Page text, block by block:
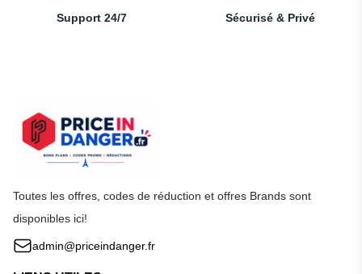
Support 24/7 Sécurisé & Privé
Toutes les offres, codes de réduction et offres Brands sont
disponibles ici!
admin@priceindanger.fr